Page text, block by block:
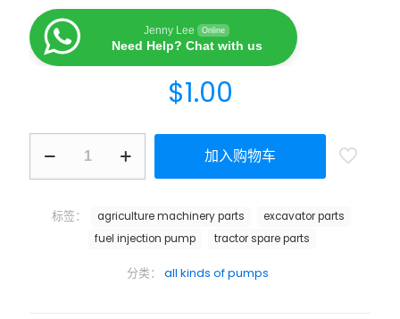
Jenny Lee Online
Need Help? Chat with us
$1.00
加入购物车
分类： all kinds of pumps
标签： agriculture machinery parts
excavator parts
fuel injection pump
tractor spare parts